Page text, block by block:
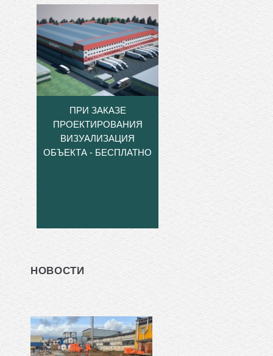
ПРИ ЗАКАЗЕ
ПРОЕКТИРОВАНИЯ
ВИЗУАЛИЗАЦИЯ
ОБЪЕКТА - БЕСПЛАТНО
НОВОСТИ